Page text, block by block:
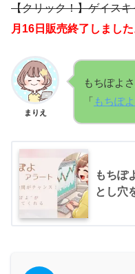
【クリック！】ゲイス
月16日販売終了しました
まりえ
もちぽよ
「 もちぽ
もちぽ
とし穴